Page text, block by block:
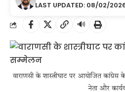
LAST UPDATED: 08/02/
🔊
वाराणसी के शास्त्रीघाट पर आयोजित
नेता और